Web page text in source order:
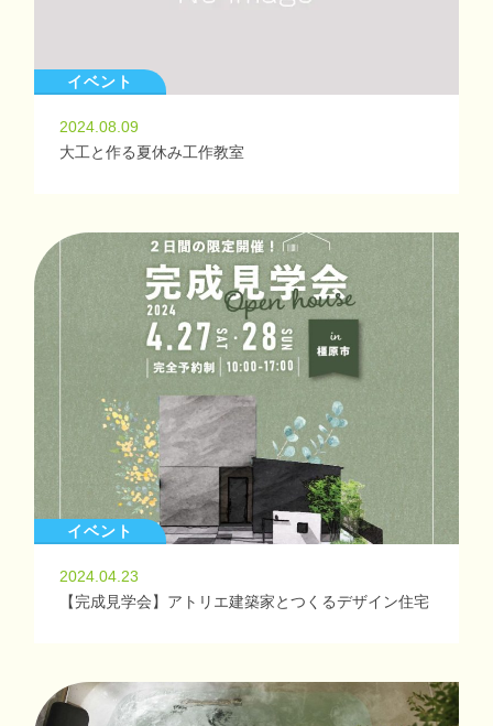
イベント
2024.08.09
大工と作る夏休み工作教室
イベント
2024.04.23
【完成見学会】アトリエ建築家とつくるデザイン住宅